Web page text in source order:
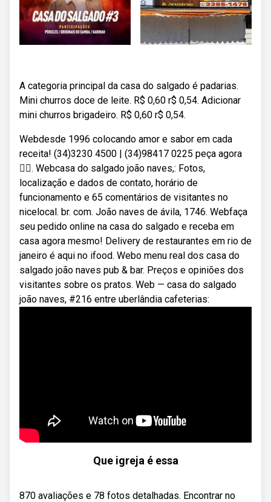
A categoria principal da casa do salgado é padarias.
Mini churros doce de leite. R$ 0,60 r$ 0,54. Adicionar
mini churros brigadeiro. R$ 0,60 r$ 0,54.
Webdesde 1996 colocando amor e sabor em cada
receita! (34)3230 4500 | (34)98417 0225 peça agora
👇🏻. Webcasa do salgado joão naves,: Fotos,
localização e dados de contato, horário de
funcionamento e 65 comentários de visitantes no
nicelocal. br. com. João naves de ávila, 1746. Webfaça
seu pedido online na casa do salgado e receba em
casa agora mesmo! Delivery de restaurantes em rio de
janeiro é aqui no ifood. Webo menu real dos casa do
salgado joão naves pub & bar. Preços e opiniões dos
visitantes sobre os pratos. Web — casa do salgado
joão naves, #216 entre uberlândia cafeterias:
Que igreja é essa
870 avaliações e 78 fotos detalhadas. Encontrar no